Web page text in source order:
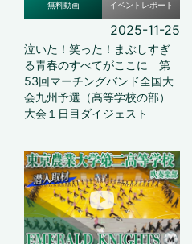
無料動画 イベントレポート
2025-11-25
泣いた！笑った！まぶしすぎ
る青春のすべてがここに 第
53回マーチングバンド全国大
会九州予選（高等学校の部）
大会１日目ダイジェスト